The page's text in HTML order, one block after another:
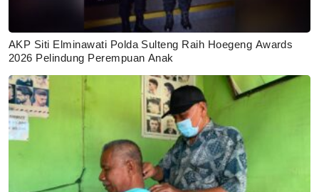
AKP Siti Elminawati Polda Sulteng Raih Hoegeng Awards
2026 Pelindung Perempuan Anak